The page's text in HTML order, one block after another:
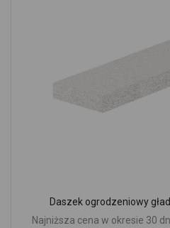
Daszek ogrodzeniowy
Najniższa cena w okresie 30